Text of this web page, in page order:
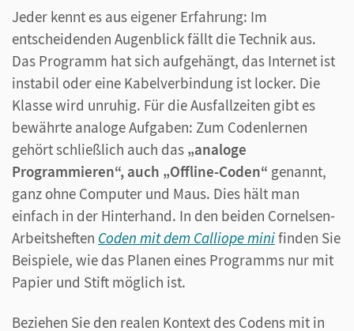
Jeder kennt es aus eigener Erfahrung: Im
entscheidenden Augenblick fällt die Technik aus.
Das Programm hat sich aufgehängt, das Internet ist
instabil oder eine Kabelverbindung ist locker. Die
Klasse wird unruhig. Für die Ausfallzeiten gibt es
bewährte analoge Aufgaben: Zum Codenlernen
gehört schließlich auch das „analoge
Programmieren“, auch „Offline-Coden“ genannt,
ganz ohne Computer und Maus. Dies hält man
einfach in der Hinterhand. In den beiden Cornelsen-
Arbeitsheften Coden mit dem Calliope minifinden Sie
Beispiele, wie das Planen eines Programms nur mit
Papier und Stift möglich ist.
Beziehen Sie den realen Kontext des Codens mit in